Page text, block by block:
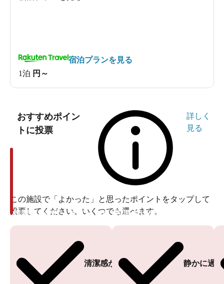
1泊 円～
宿泊プランを見る
おすすめポイン
トに投票
詳しく
見る
この施設で「よかった」と思ったポイントをタップして
投票してください。いくつでも選べます。
清潔感がある
投票ありがとうございます
静かに過
投票ありがとうございます